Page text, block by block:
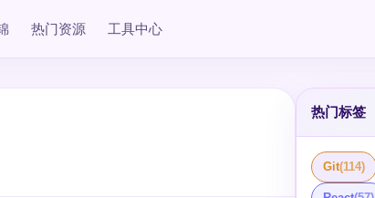
热门资源 工具中心
热门标签
Git(114)